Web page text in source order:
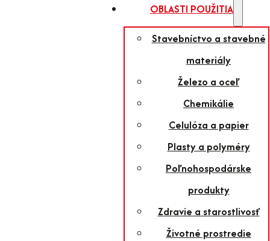
OBLASTI POUŽITIA
Stavebníctvo a stavebné
materiály
Železo a oceľ
Chemikálie
Celulóza a papier
Plasty a polyméry
Poľnohospodárske
produkty
Zdravie a starostlivosť
Životné prostredie